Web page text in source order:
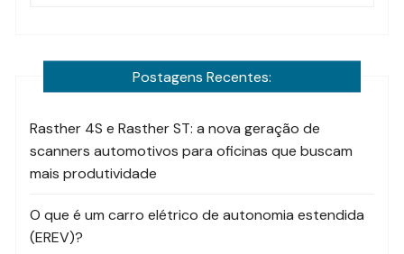
Postagens Recentes:
Rasther 4S e Rasther ST: a nova geração de
scanners automotivos para oficinas que buscam
mais produtividade
O que é um carro elétrico de autonomia estendida
(EREV)?